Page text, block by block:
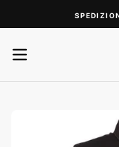
CONTENUTO